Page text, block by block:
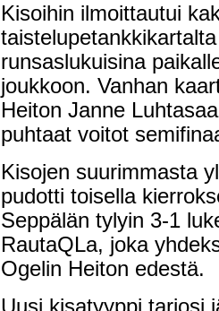
Kisoihin ilmoittautui
runsaslukuisina
joukkoon. Vanhan
Heiton Janne
puhtaat voitot
Kisojen suurimmasta
pudotti toisella
Seppälän tylyin 3-1
RautaQLa, joka
Ogelin Heiton edestä.